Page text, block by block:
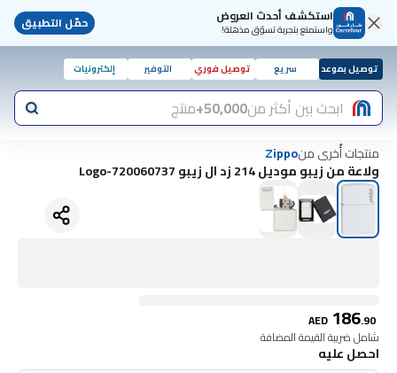
استكشف أحدث العروض
واستمتع بتجربة تسوّق مذهلة! حمّل التطبيق
توصيل بموعد سريع توصيل فوري التوفير إلكترونيات
ابحث بين أكثر من50,000+ منتج
منتجات أُخرى منZippo
ولاعة من زيبو موديل 214 زد ال زيبو Logo-720060737
AED 186.90
شامل ضريبة القيمة المضافة
احصل عليه